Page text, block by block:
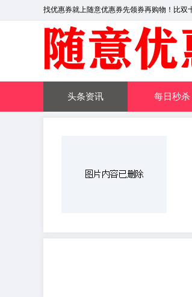
找优惠券就上随意优惠券先领券再购物！比双
头条资讯 每日秒杀